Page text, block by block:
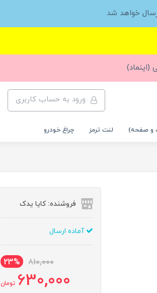
خواهد شد
(اینماد)
ورود به حساب کاربری
و صفحه) لنت ترمز چراغ خودرو
فروشنده: کایا یدک
آماده ارسال
810,000
23%
630,000 تومان